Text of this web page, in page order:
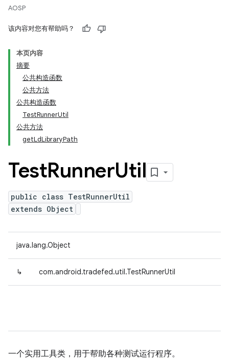
AOSP
该内容对您有帮助吗？
本页内容
摘要
公共构造函数
公共方法
公共构造函数
TestRunnerUtil
公共方法
getLdLibraryPath
TestRunnerUtil
public class TestRunnerUtil
extends Object
java.lang.Object
↳ com.android.tradefed.util.TestRunnerUtil
一个实用工具类，用于帮助各种测试运行程序。